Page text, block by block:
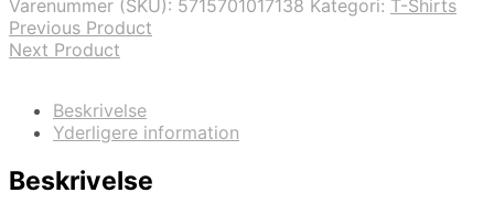
698,00 kr..523,50 kr..
Varenummer (SKU): 5715701017138 Kategori: T-Shirts
Previous Product
Next Product
Beskrivelse
Yderligere information
Beskrivelse